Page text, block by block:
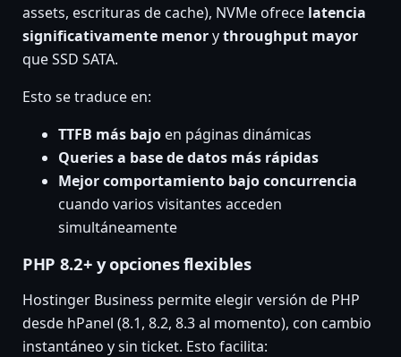
assets, escrituras de cache), NVMe ofrece latencia
significativamente menorythroughput mayor
que SSD SATA.
Esto se traduce en:
TTFB más bajo en páginas dinámicas
Queries a base de datos más rápidas
Mejor comportamiento bajo concurrencia
cuando varios visitantes acceden
simultáneamente
PHP 8.2+ y opciones flexibles
Hostinger Business permite elegir versión de PHP
desde hPanel (8.1, 8.2, 8.3 al momento), con cambio
instantáneo y sin ticket. Esto facilita: